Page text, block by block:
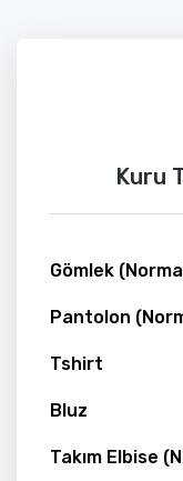
Kuru
Gömlek
Pantolon
Tshirt
Bluz
Takım Elbise